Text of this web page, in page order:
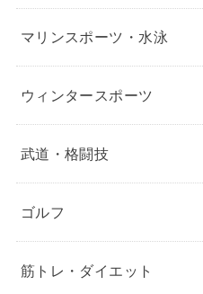
マリンスポーツ・水泳
ウィンタースポーツ
武道・格闘技
ゴルフ
筋トレ・ダイエット